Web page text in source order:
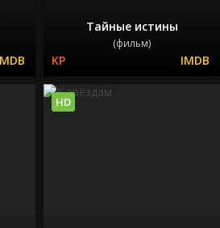
Тайные истины
(фильм)
HD